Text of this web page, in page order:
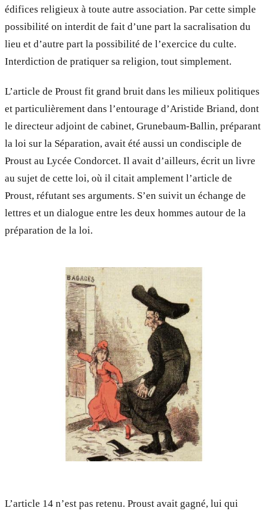
édifices religieux à toute autre association. Par cette simple
possibilité on interdit de fait d’une part la sacralisation du
lieu et d’autre part la possibilité de l’exercice du culte.
Interdiction de pratiquer sa religion, tout simplement.
L’article de Proust fit grand bruit dans les milieux politiques
et particulièrement dans l’entourage d’Aristide Briand, dont
le directeur adjoint de cabinet, Grunebaum-Ballin, préparant
la loi sur la Séparation, avait été aussi un condisciple de
Proust au Lycée Condorcet. Il avait d’ailleurs, écrit un livre
au sujet de cette loi, où il citait amplement l’article de
Proust, réfutant ses arguments. S’en suivit un échange de
lettres et un dialogue entre les deux hommes autour de la
préparation de la loi.
L’article 14 n’est pas retenu. Proust avait gagné, lui qui